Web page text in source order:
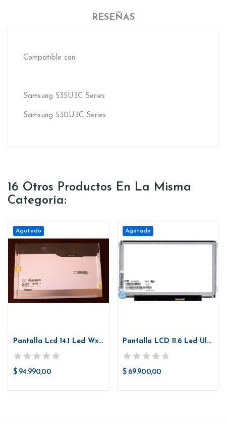
RESEÑAS
Compatible con:
Samsung 535U3C Series
Samsung 530U3C Series
16 Otros Productos En La Misma
Categoría:
Agotado
Pantalla Lcd 14.1 Led Wxga (1280x800) ....
$ 94.990,00
Agotado
Pantalla LCD 11.6 Led Ultra Slim 40 Pines...
$ 69.900,00